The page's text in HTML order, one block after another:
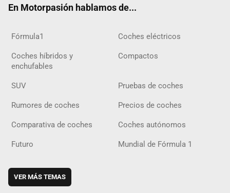
En Motorpasión hablamos de...
Fórmula1 Coches eléctricos
Coches híbridos y
enchufables
Compactos
SUV Pruebas de coches
Rumores de coches Precios de coches
Comparativa de coches Coches autónomos
Futuro Mundial de Fórmula 1
VER MÁS TEMAS